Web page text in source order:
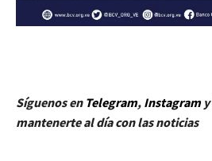
Síguenos en Telegram, Instagramy
mantenerte al día con las noticias